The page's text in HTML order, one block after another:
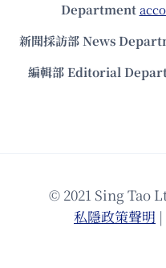
Department
新聞採訪部 News
編輯部 Editorial
© 2021 Sing Tao
私隱政策聲明 |